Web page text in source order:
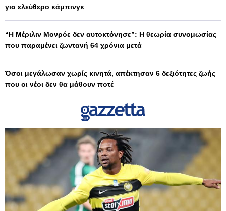
για ελεύθερο κάμπινγκ
“Η Μέριλιν Μονρόε δεν αυτοκτόνησε”: Η θεωρία συνομωσίας
που παραμένει ζωντανή 64 χρόνια μετά
Όσοι μεγάλωσαν χωρίς κινητά, απέκτησαν 6 δεξιότητες ζωής
που οι νέοι δεν θα μάθουν ποτέ